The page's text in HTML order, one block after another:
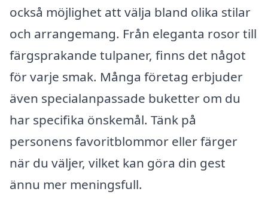
också möjlighet att välja bland olika stilar
och arrangemang. Från eleganta rosor till
färgsprakande tulpaner, finns det något
för varje smak. Många företag erbjuder
även specialanpassade buketter om du
har specifika önskemål. Tänk på
personens favoritblommor eller färger
när du väljer, vilket kan göra din gest
ännu mer meningsfull.